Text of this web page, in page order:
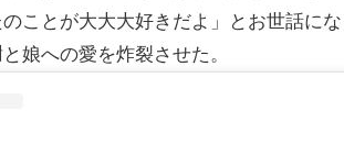
ことが大大大好きだよ」とお世話にな
娘への愛を炸裂させた。